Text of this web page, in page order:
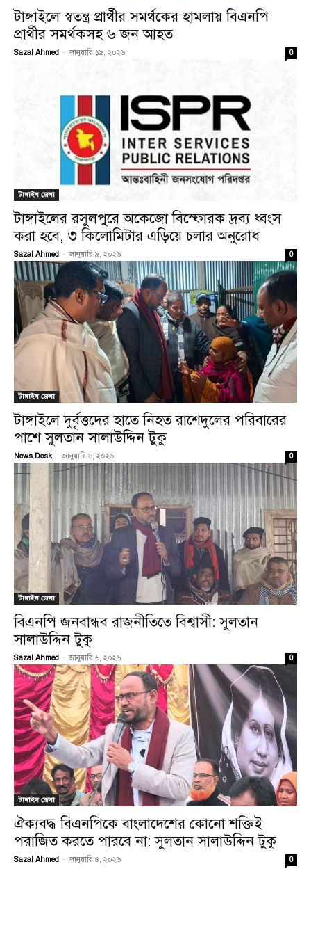
টাঙ্গাইলে স্বতন্ত্র প্রার্থীর সমর্থকের হামলায় বিএনপি
প্রার্থীর সমর্থকসহ ৬ জন আহত
Sazal Ahmed - জানুয়ারি ১৯, ২০২৬ 0
টাঙ্গাইল জেলা
টাঙ্গাইলের রসুলপুরে অকেজো বিস্ফোরক দ্রব্য ধ্বংস
করা হবে, ৩ কিলোমিটার এড়িয়ে চলার অনুরোধ
Sazal Ahmed - জানুয়ারি ৯, ২০২৬ 0
টাঙ্গাইল জেলা
টাঙ্গাইলে দুর্বৃত্তদের হাতে নিহত রাশেদুলের পরিবারের
পাশে সুলতান সালাউদ্দিন টুকু
News Desk - জানুয়ারি ৬, ২০২৬ 0
টাঙ্গাইল জেলা
বিএনপি জনবান্ধব রাজনীতিতে বিশ্বাসী: সুলতান
সালাউদ্দিন টুকু
Sazal Ahmed - জানুয়ারি ৬, ২০২৬ 0
টাঙ্গাইল জেলা
ঐক্যবদ্ধ বিএনপিকে বাংলাদেশের কোনো শক্তিই
পরাজিত করতে পারবে না: সুলতান সালাউদ্দিন টুকু
Sazal Ahmed - জানুয়ারি ৪, ২০২৬ 0